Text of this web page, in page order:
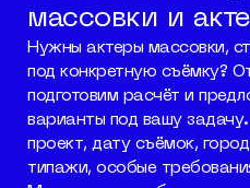
массовки и
Нужны актеры массовки,
под конкретную съёмку?
подготовим расчёт и
варианты под вашу
проект, дату съёмок,
типажи, особые